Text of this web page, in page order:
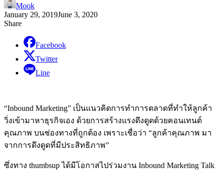
Mook
January 29, 2019June 3, 2020
Share
Facebook
Twitter
Line
“Inbound Marketing” เป็นแนวคิดการทำการตลาดที่ทำให้ลูกค้า
วิ่งเข้ามาหาธุรกิจเอง ด้วยการสร้างแรงดึงดูดด้วยคอนเทนต์
คุณภาพ บนช่องทางที่ถูกต้อง เพราะเชื่อว่า “ลูกค้าคุณภาพ มา
จากการดึงดูดที่มีประสิทธิภาพ”
ซึ่งทาง thumbsup ได้มีโอกาสไปร่วมงาน Inbound Marketing Talk